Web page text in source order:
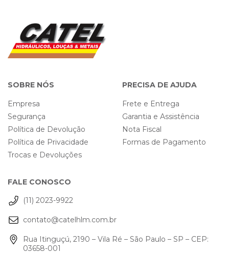
SOBRE NÓS
Empresa
Segurança
Política de Devolução
Política de Privacidade
Trocas e Devoluções
PRECISA DE AJUDA
Frete e Entrega
Garantia e Assistência
Nota Fiscal
Formas de Pagamento
FALE CONOSCO
(11) 2023-9922
contato@catelhlm.com.br
Rua Itinguçú, 2190 – Vila Ré – São Paulo – SP – CEP:
03658-001